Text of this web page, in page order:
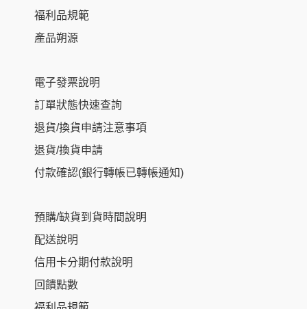
福利品規範
產品朔源
電子發票說明
訂單狀態快速查詢
退貨/換貨申請注意事項
退貨/換貨申請
付款確認(銀行轉帳已轉帳通知)
預購/缺貨到貨時間說明
配送說明
信用卡分期付款說明
回饋點數